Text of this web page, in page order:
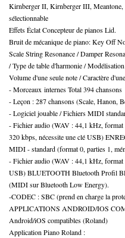
Kirnberger II, Kirnberger III, Meantone,
sélectionnable
Effets Éclat Concepteur de pianos Lid.
Bruit de mécanique de piano: Key Off
Scale String Resonance / Damper
/ Type de table d'harmonie /
Volume d'une seule note / Caractère
- Morceaux internes Total 394 chansons
- Leçon : 287 chansons (Scale, Hanon,
- Logiciel jouable / Fichiers MIDI
- Fichier audio (WAV : 44,1 kHz,
320 kbps, nécessite une clé USB)
MIDI - standard (format 0, parties 1,
- Fichier audio (WAV : 44,1 kHz, format
USB) BLUETOOTH Bluetooth Profil
(MIDI sur Bluetooth Low Energy).
-CODEC : SBC (prend en charge la
APPLICATIONS ANDROID/IOS
Android/iOS compatibles (Roland)
Application Piano Roland :